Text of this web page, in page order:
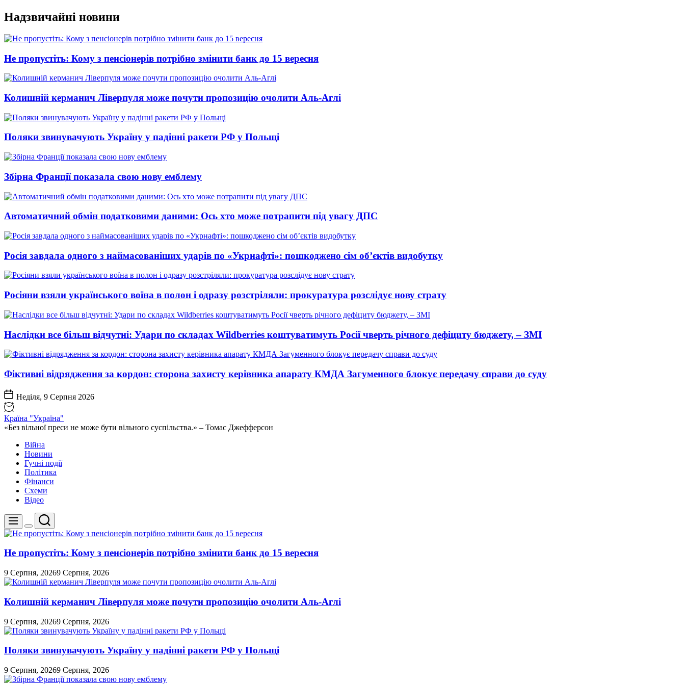
Перейти
до
вмісту
Надзвичайні новини
Не пропустіть: Кому з пенсіонерів потрібно змінити банк до 15 вересня
Колишній керманич Ліверпуля може почути пропозицію очолити Аль-Аглі
Поляки звинувачують Україну у падінні ракети РФ у Польщі
Збірна Франції показала свою нову емблему
Автоматичний обмін податковими даними: Ось хто може потрапити під увагу ДПС
Росія завдала одного з наймасованіших ударів по «Укрнафті»: пошкоджено сім об’єктів видобутку
Росіяни взяли українського воїна в полон і одразу розстріляли: прокуратура розслідує нову страту
Наслідки все більш відчутні: Удари по складах Wildberries коштуватимуть Росії чверть річного дефіциту бюджету, – ЗМІ
Фіктивні відрядження за кордон: сторона захисту керівника апарату КМДА Загуменного блокує передачу справи до суду
Неділя, 9 Серпня 2026
Країна "Україна"
«Без вільної преси не може бути вільного суспільства.» – Томас Джефферсон
Війна
Новини
Гучні події
Політика
Фінанси
Схеми
Відео
Меню
Перемикач
кольорового
Пошук
Не пропустіть: Кому з пенсіонерів потрібно змінити банк до 15 вересня
9 Серпня, 20269 Серпня, 2026
Колишній керманич Ліверпуля може почути пропозицію очолити Аль-Аглі
9 Серпня, 20269 Серпня, 2026
Поляки звинувачують Україну у падінні ракети РФ у Польщі
9 Серпня, 20269 Серпня, 2026